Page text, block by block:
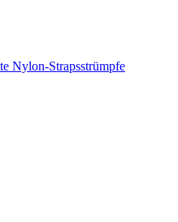
Nylon-Strapsstrümpfe